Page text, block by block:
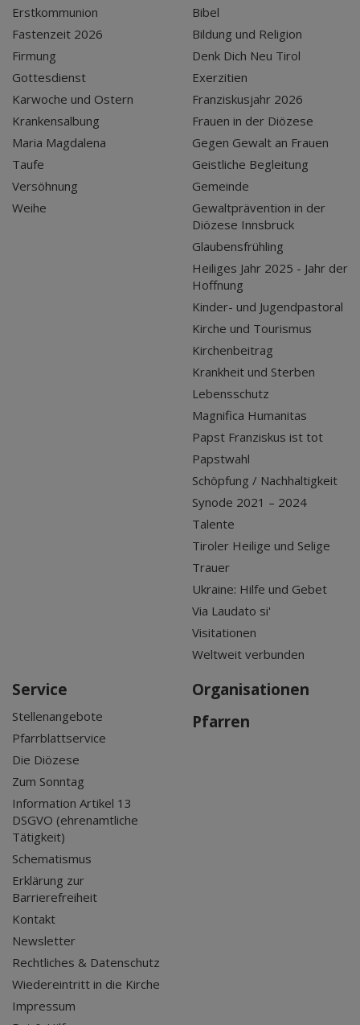
Erstkommunion
Fastenzeit 2026
Firmung
Gottesdienst
Karwoche und Ostern
Krankensalbung
Maria Magdalena
Taufe
Versöhnung
Weihe
Bibel
Bildung und Religion
Denk Dich Neu Tirol
Exerzitien
Franziskusjahr 2026
Frauen in der Diözese
Gegen Gewalt an Frauen
Geistliche Begleitung
Gemeinde
Gewaltprävention in der
Diözese Innsbruck
Glaubensfrühling
Heiliges Jahr 2025 - Jahr der
Hoffnung
Kinder- und Jugendpastoral
Kirche und Tourismus
Kirchenbeitrag
Krankheit und Sterben
Lebensschutz
Magnifica Humanitas
Papst Franziskus ist tot
Papstwahl
Schöpfung / Nachhaltigkeit
Synode 2021 – 2024
Talente
Tiroler Heilige und Selige
Trauer
Ukraine: Hilfe und Gebet
Via Laudato si'
Visitationen
Weltweit verbunden
Service
Stellenangebote
Pfarrblattservice
Die Diözese
Zum Sonntag
Information Artikel 13
DSGVO (ehrenamtliche
Tätigkeit)
Schematismus
Erklärung zur
Barrierefreiheit
Kontakt
Newsletter
Rechtliches & Datenschutz
Wiedereintritt in die Kirche
Impressum
Organisationen
Pfarren